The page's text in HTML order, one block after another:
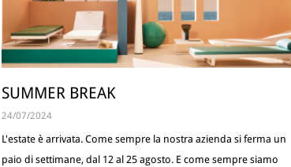
SUMMER BREAK
24/07/2024
L'estate è arrivata. Come sempre la nostra azienda si ferma un
paio di settimane, dal 12 al 25 agosto. E come sempre siamo